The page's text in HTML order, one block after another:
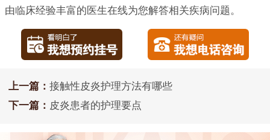
由临床经验丰富的医生在线为您解答相关疾病问题。
上一篇： 接触性皮炎护理方法有哪些
下一篇： 皮炎患者的护理要点